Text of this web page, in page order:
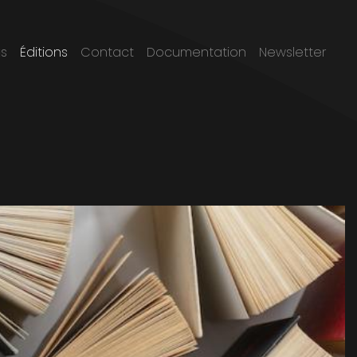
Éditions Contact Documentation Newsletter